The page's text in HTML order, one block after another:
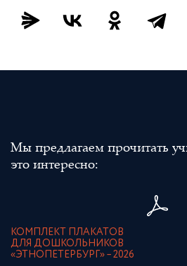
Мы предлагаем прочитать
это интересно:
КОМПЛЕКТ ПЛАКАТОВ
ДЛЯ ДОШКОЛЬНИКОВ
«ЭТНОПЕТЕРБУРГ» – 2026